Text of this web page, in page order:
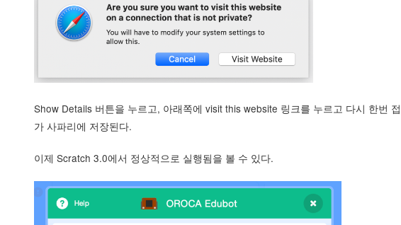
Show Details 버튼을 누르고, 아래쪽에 visit this website 링크를 누르고 다시 한번
가 사파리에 저장된다.
이제 Scratch 3.0에서 정상적으로 실행됨을 볼 수 있다.